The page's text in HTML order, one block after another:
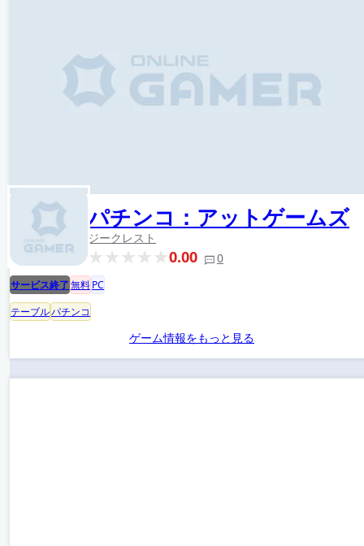
パチンコ：アットゲームズ
ジークレスト
0.00 0
サービス終了無料PC
テーブルパチンコ
ゲーム情報をもっと見る